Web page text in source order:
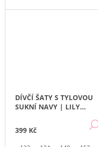
DÍVČÍ ŠATY S TYLOVOU
SUKNÍ NAVY | LILY
399 Kč